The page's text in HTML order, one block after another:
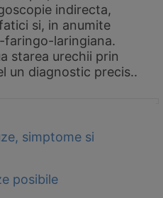
indirecta,
si, in anumite
laringiana.
starea urechii prin
un diagnostic precis..
simptome si
posibile